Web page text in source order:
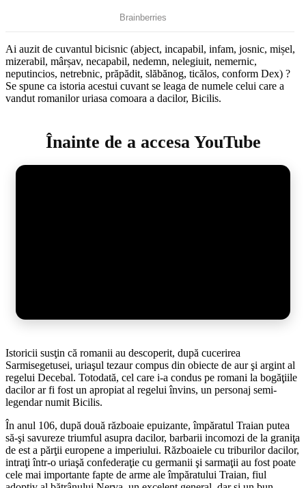
Ai auzit de cuvantul bicisnic (abject, incapabil, infam, josnic, mișel,
mizerabil, mârșav, necapabil, nedemn, nelegiuit, nemernic,
neputincios, netrebnic, prăpădit, slăbănog, ticălos, conform Dex) ?
Se spune ca istoria acestui cuvant se leaga de numele celui care a
vandut romanilor uriasa comoara a dacilor, Bicilis.
Înainte de a accesa YouTube
Istoricii susţin că romanii au descoperit, după cucerirea
Sarmisegetusei, uriaşul tezaur compus din obiecte de aur şi argint al
regelui Decebal. Totodată, cel care i-a condus pe romani la bogăţiile
dacilor ar fi fost un apropiat al regelui învins, un personaj semi-
legendar numit Bicilis.
În anul 106, după două războaie epuizante, împăratul Traian putea
să-şi savureze triumful asupra dacilor, barbarii incomozi de la graniţa
de est a părţii europene a imperiului. Războaiele cu triburilor dacilor,
intraţi într-o uriaşă confederaţie cu germanii şi sarmaţii au fost poate
cele mai importante fapte de arme ale împăratului Traian, fiul